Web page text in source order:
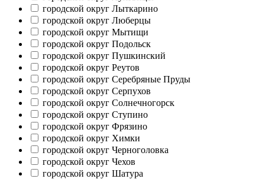
городской округ Лыткарино
городской округ Люберцы
городской округ Мытищи
городской округ Подольск
городской округ Пушкинский
городской округ Реутов
городской округ Серебряные Пруды
городской округ Серпухов
городской округ Солнечногорск
городской округ Ступино
городской округ Фрязино
городской округ Химки
городской округ Черноголовка
городской округ Чехов
городской округ Шатура